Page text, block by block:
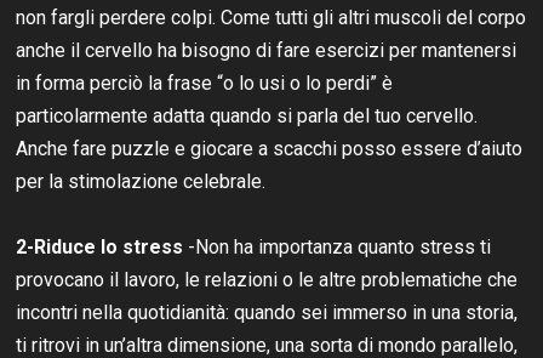
non fargli perdere colpi. Come tutti gli altri muscoli del corpo
anche il cervello ha bisogno di fare esercizi per mantenersi
in forma perciò la frase “o lo usi o lo perdi” è
particolarmente adatta quando si parla del tuo cervello.
Anche fare puzzle e giocare a scacchi posso essere d’aiuto
per la stimolazione celebrale.
2-Riduce lo stress -Non ha importanza quanto stress ti
provocano il lavoro, le relazioni o le altre problematiche che
incontri nella quotidianità: quando sei immerso in una storia,
ti ritrovi in un’altra dimensione, una sorta di mondo parallelo,